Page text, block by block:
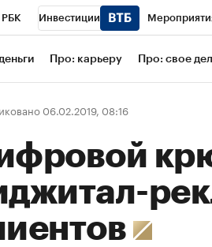
РБК Инвестиции
РБК РБК Образование
валюты
Про: карьеру Про: свое
06.02.2019, 08:16